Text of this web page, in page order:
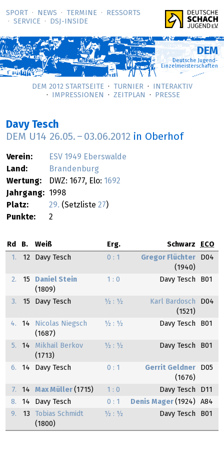
SPORT NEWS TERMINE
RESSORTS
SERVICE
DSJ-­INSIDE
DEM
Deutsche Jugend-
Einzelmeisterschaften
DEM 2012 STARTSEITE TURNIER
INTERAKTIV
IMPRESSIONEN
ZEITPLAN PRESSE
Davy Tesch
DEM U14 26.05. – 03.06.2012 in Oberhof
Verein:
ESV 1949 Eberswalde
Land:
Brandenburg
Wertung:
DWZ: 1677, Elo: 1692
Jahrgang:
1998
Platz:
29. (Setzliste 27)
Punkte:
2
Rd B. Weiß Erg. Schwarz
ECO
1.
12 Davy Tesch 0 : 1
Gregor Flüchter
(1940)
D04
2. 15
Daniel Stein
(1809)
1 : 0 Davy Tesch B01
3. 15 Davy Tesch ½ : ½
Karl Bardosch
(1521)
D04
4. 14
Nicolas Niegsch
(1687)
½ : ½ Davy Tesch B01
5. 14
Mikhail Berkov
(1713)
½ : ½ Davy Tesch B01
6. 14 Davy Tesch 0 : 1
Gerrit Geldner
(1676)
D05
7. 14 Max Müller (1715) 1 : 0 Davy Tesch
D11
8.
14 Davy Tesch 0 : 1 Denis Mager (1924)
A84
9.
13
Tobias Schmidt
(1800)
½ : ½ Davy Tesch B01